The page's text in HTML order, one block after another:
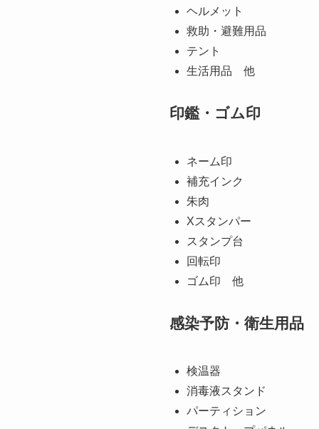
ヘルメット
救助・避難用品
テント
生活用品 他
印鑑・ゴム印
ネーム印
補充インク
朱肉
Xスタンパー
スタンプ台
回転印
ゴム印 他
感染予防・衛生用品
検温器
消毒液スタンド
パーティション